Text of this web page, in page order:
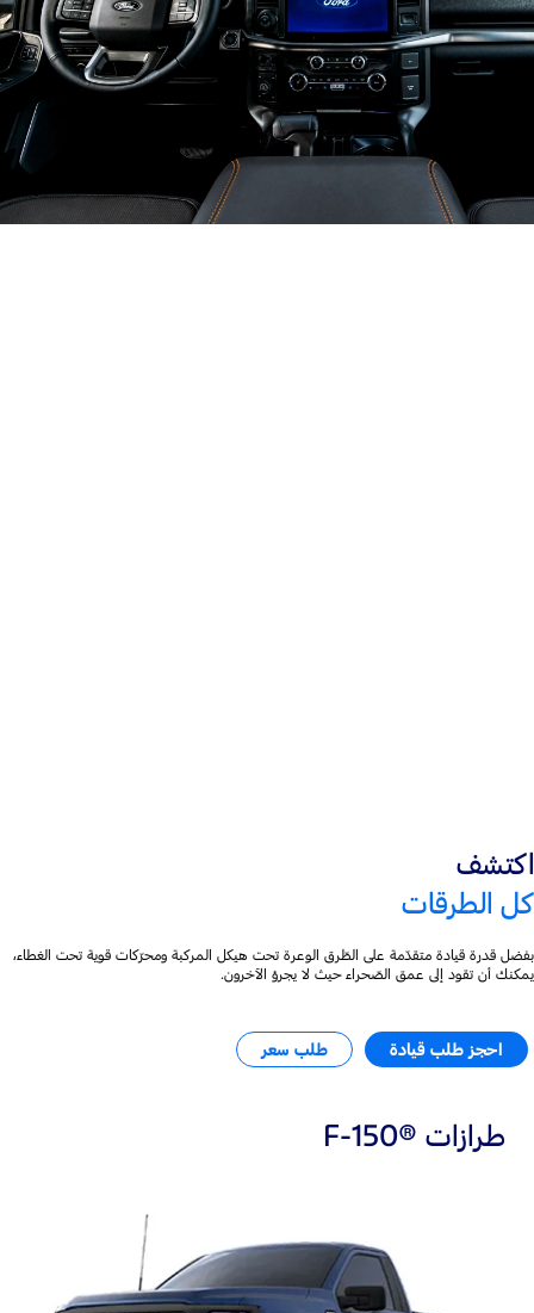
اكتشف
كل الطرقات
بفضل قدرة قيادة متقدّمة على الطّرق الوعرة تحت هيكل المركبة ومحرّكات قوية تحت الغطاء،
يمكنك أن تقود إلى عمق الصّحراء حيث لا يجرؤ الآخرون.
احجز طلب قيادة طلب سعر
طرازات ®F-150